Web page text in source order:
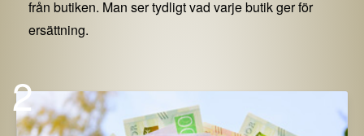
från butiken. Man ser tydligt vad varje butik ger för
ersättning.
2